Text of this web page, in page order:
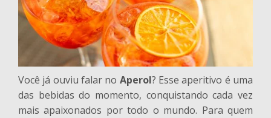
Você já ouviu falar no Aperol? Esse aperitivo é uma
das bebidas do momento, conquistando cada vez
mais apaixonados por todo o mundo. Para quem